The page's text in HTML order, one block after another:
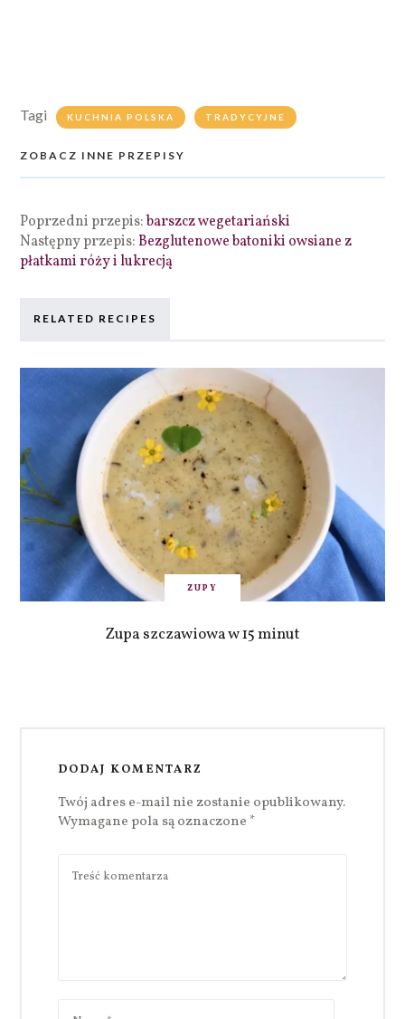
Tagi KUCHNIA POLSKA TRADYCYJNE
ZOBACZ INNE PRZEPISY
Poprzedni przepis:barszcz wegetariański
Następny przepis:Bezglutenowe batoniki owsiane z
płatkami róży i lukrecją
RELATED RECIPES
ZUPY
Zupa szczawiowa w 15 minut
DODAJ KOMENTARZ
Twój adres e-mail nie zostanie opublikowany.
Wymagane pola są oznaczone *